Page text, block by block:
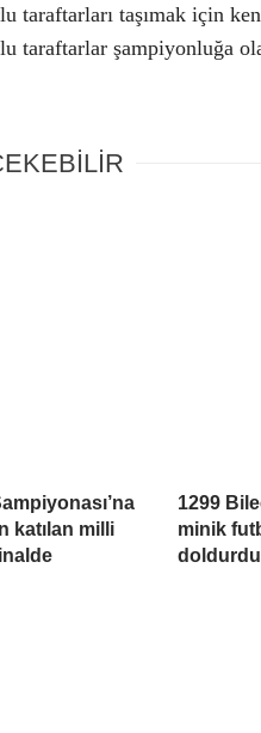
taraftarları taşımak için
taraftarlar şampiyonluğa
katılan milli
1299
minik
doldurdu